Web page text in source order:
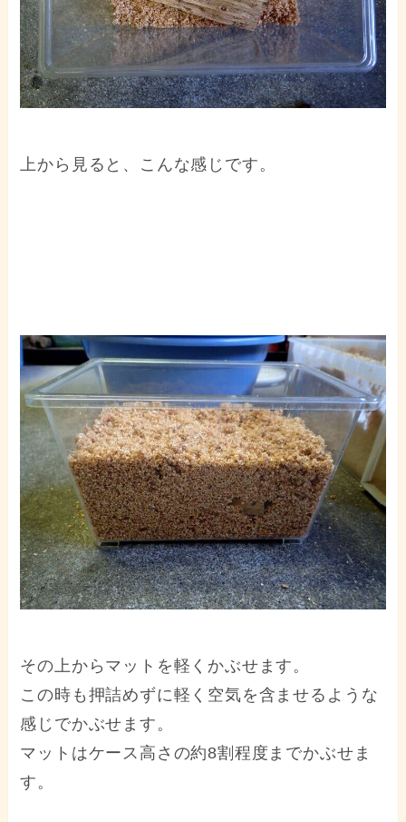
上から見ると、こんな感じです。
その上からマットを軽くかぶせます。
この時も押詰めずに軽く空気を含ませるような
感じでかぶせます。
マットはケース高さの約8割程度までかぶせま
す。